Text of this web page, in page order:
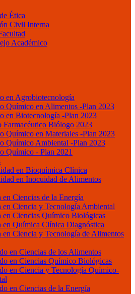
Ética
Civil Interna
Académico
en Agrobiotecnología
Químico en Alimentos -Plan 2023
en Biotecnología -Plan 2023
Farmacéutico Biólogo 2023
Químico en Materiales -Plan 2023
Químico Ambiental -Plan 2023
Químico - Plan 2021
en Bioquímica Clínica
en Inocuidad de Alimentos
en Ciencias de la Energía
en Ciencia y Tecnología Ambiental
en Ciencias Químico Biológicas
en Química Clínica Diagnóstica
en Ciencia y Tecnología de Alimentos
en Ciencias de los Alimentos
en Ciencias Químico Biológicas
en Ciencia y Tecnología Químico-
en Ciencias de la Energía